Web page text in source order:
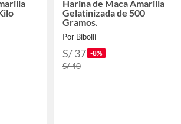
Harina de Maca Amarilla
Gelatinizada de 500
Gramos.
Por Bibolli
S/ 37 -8%
S/ 40